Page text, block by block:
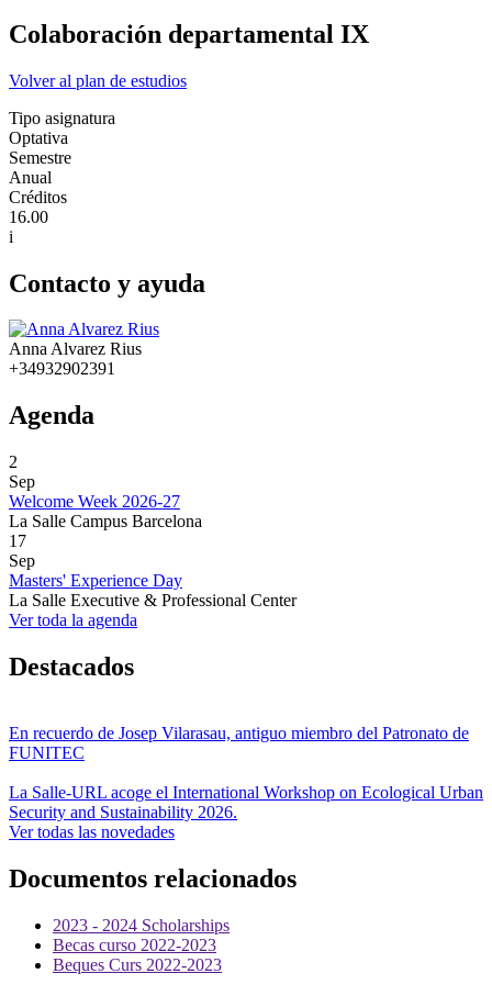
Colaboración departamental IX
Volver al plan de estudios
Tipo asignatura
Optativa
Semestre
Anual
Créditos
16.00
i
Contacto y ayuda
Anna Alvarez Rius
+34932902391
Agenda
2
Sep
Welcome Week 2026-27
La Salle Campus Barcelona
17
Sep
Masters' Experience Day
La Salle Executive & Professional Center
Ver toda la agenda
Destacados
En recuerdo de Josep Vilarasau, antiguo miembro del Patronato de
FUNITEC
La Salle-URL acoge el International Workshop on Ecological Urban
Security and Sustainability 2026.
Ver todas las novedades
Documentos relacionados
2023 - 2024 Scholarships
Becas curso 2022-2023
Beques Curs 2022-2023